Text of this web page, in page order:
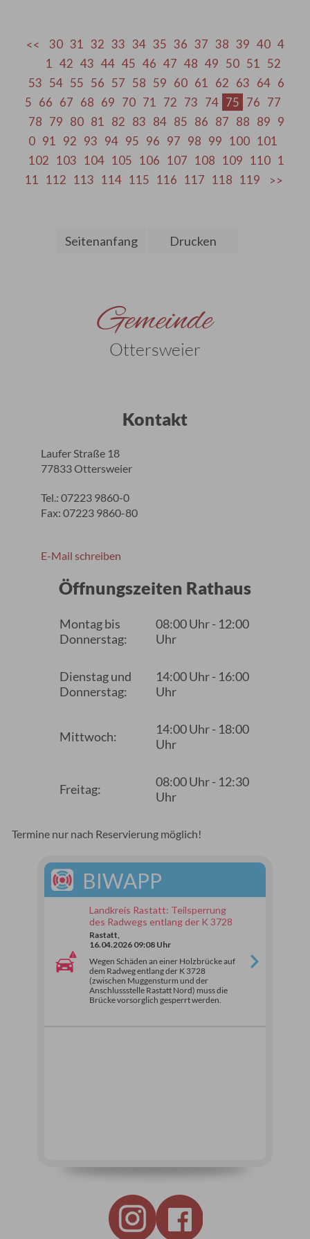
30 31 32 33 34 35 36 37 38 39 40 4
1
42 43 44 45 46 47 48 49 50 51
52
53 54 55 56 57 58 59 60 61 62 63 64 6
5 66 67 68 69 70 71 72 73 74 75 76 77
78 79 80 81 82 83 84 85 86 87 88 89 9
0 91 92 93 94 95 96 97 98 99 100 101
102 103 104 105 106 107 108 109 110 1
11
112 113 114 115 116 117 118 119
Seitenanfang Drucken
Gemeinde
Ottersweier
Kontakt
Laufer Straße 18
77833 Ottersweier
Tel.: 07223 9860-0
Fax: 07223 9860-80
E-Mail schreiben
Öffnungszeiten Rathaus
Montag bis
Donnerstag:
08:00 Uhr - 12:00
Uhr
Dienstag und
Donnerstag:
14:00 Uhr - 16:00
Uhr
Mittwoch:
14:00 Uhr - 18:00
Uhr
Freitag:
08:00 Uhr - 12:30
Uhr
Termine nur nach Reservierung möglich!
BIWAPP
Landkreis Rastatt: Teilsperrung
des Radwegs entlang der K 3728
Rastatt,
16.04.2026 09:08 Uhr
Wegen Schäden an einer Holzbrücke auf
dem Radweg entlang der K 3728
(zwischen Muggensturm und der
Anschlussstelle Rastatt Nord) muss die
Brücke vorsorglich gesperrt werden.